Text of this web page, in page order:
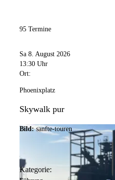
95 Termine
Sa 8. August 2026
13:30 Uhr
Ort:
Phoenixplatz
Skywalk pur
Bild: sanfte-touren
Kategorie: